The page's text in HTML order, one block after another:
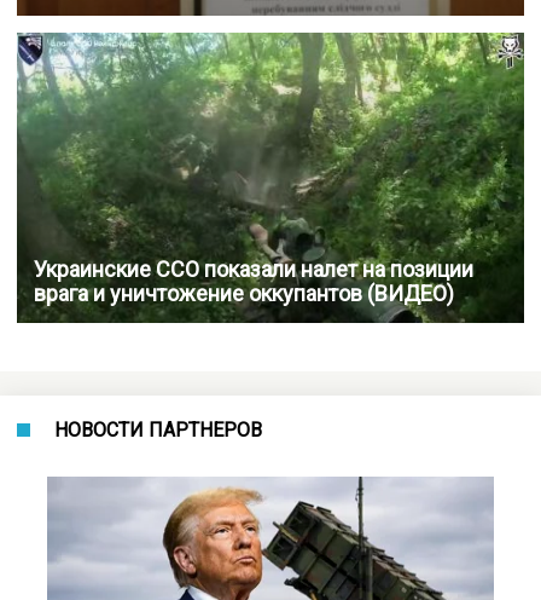
Украинские ССО показали налет на позиции
врага и уничтожение оккупантов (ВИДЕО)
НОВОСТИ ПАРТНЕРОВ